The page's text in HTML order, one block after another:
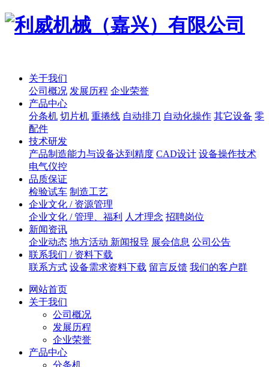
关于我们
公司概况 发展历程 企业荣誉
产品中心
分条机 切片机 重捲线 自动排刀 自动化操作 其它设备 零
配件
技术研发
产品制造能力与设备达到精度 CAD设计 设备操作技术
电气仪控
品质保证
检验试车 制造工艺
企业文化 / 资源管理
企业文化 / 管理、福利
人才理念 招聘岗位
新闻资讯
企业动态 地方活动 新闻报导 展会信息 公司公告
联系我们 / 资料下载
联系方式 设备需求资料下载 留言反馈 我们的客户群
网站首页
关于我们
公司概况
发展历程
企业荣誉
产品中心
分条机